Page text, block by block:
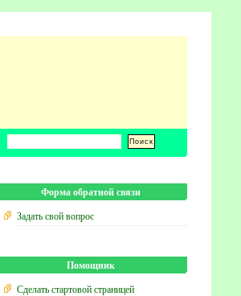
Форма обратной связи
Задать свой вопрос
Помощник
Сделать стартовой страницей